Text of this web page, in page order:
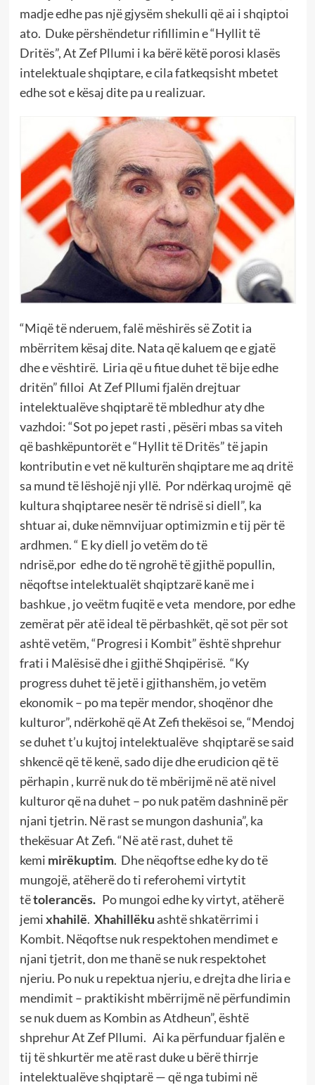
madje edhe pas një gjysëm shekulli që ai i shqiptoi
ato. Duke përshëndetur rifillimin e “Hyllit të
Dritës”, At Zef Pllumi i ka bërë këtë porosi klasës
intelektuale shqiptare, e cila fatkeqsisht mbetet
edhe sot e kësaj dite pa u realizuar.
“Miqë të nderuem, falë mëshirës së Zotit ia
mbërritem kësaj dite. Nata që kaluem qe e gjatë
dhe e vështirë. Liria që u fitue duhet të bije edhe
dritën” filloi At Zef Pllumi fjalën drejtuar
intelektualëve shqiptarë të mbledhur aty dhe
vazhdoi: “Sot po jepet rasti , pësëri mbas sa viteh
që bashkëpuntorët e “Hyllit të Dritës” të japin
kontributin e vet në kulturën shqiptare me aq dritë
sa mund të lëshojë nji yllë. Por ndërkaq urojmë që
kultura shqiptaree nesër të ndrisë si diell”, ka
shtuar ai, duke nëmnvijuar optimizmin e tij për të
ardhmen. “ E ky diell jo vetëm do të
ndrisë,por edhe do të ngrohë të gjithë popullin,
nëqoftse intelektualët shqiptzarë kanë me i
bashkue , jo veëtm fuqitë e veta mendore, por edhe
zemërat për atë ideal të përbashkët, që sot për sot
ashtë vetëm, “Progresi i Kombit” është shprehur
frati i Malësisë dhe i gjithë Shqipërisë. “Ky
progress duhet të jetë i gjithanshëm, jo vetëm
ekonomik – po ma tepër mendor, shoqënor dhe
kulturor”, ndërkohë që At Zefi thekësoi se, “Mendoj
se duhet t’u kujtoj intelektualëve shqiptarë se said
shkencë që të kenë, sado dije dhe erudicion që të
përhapin , kurrë nuk do të mbërijmë në atë nivel
kulturor që na duhet – po nuk patëm dashninë për
njani tjetrin. Në rast se mungon dashunia”, ka
thekësuar At Zefi. “Në atë rast, duhet të
kemi mirëkuptim. Dhe nëqoftse edhe ky do të
mungojë, atëherë do ti referohemi virtytit
tëtolerancës. Po mungoi edhe ky virtyt, atëherë
jemixhahilë. Xhahillëkuashtë shkatërrimi i
Kombit. Nëqoftse nuk respektohen mendimet e
njani tjetrit, don me thanë se nuk respektohet
njeriu. Po nuk u repektua njeriu, e drejta dhe liria e
mendimit – praktikisht mbërrijmë në përfundimin
se nuk duem as Kombin as Atdheun”, është
shprehur At Zef Pllumi. Ai ka përfunduar fjalën e
tij të shkurtër me atë rast duke u bërë thirrje
intelektualëve shqiptarë — që nga tubimi në